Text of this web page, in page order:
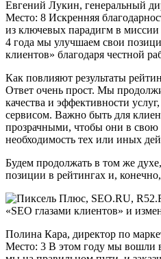
Евгений Лукин, генеральный
Место: 8 Искренняя
из ключевых парадигм в
4 года мы улучшаем свои
клиентов» благодаря честной
Как повлияют результаты
Ответ очень прост. Мы
качества и эффективности
сервисом. Важно быть для
прозрачными, чтобы они в свою
необходимость тех или иных
Будем продолжать в том же
позиции в рейтингах и,
Полина Кара, директор по
Место: 3 В этом году мы вошли